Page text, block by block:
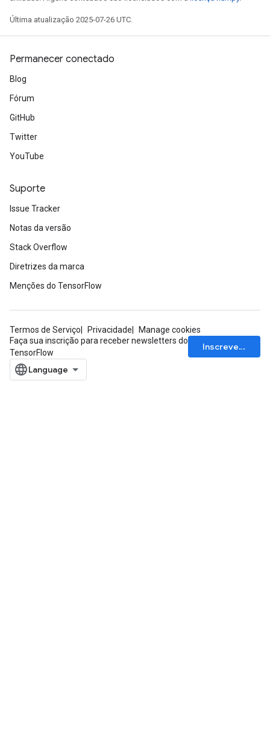
Última atualização 2025-07-26 UTC.
Permanecer conectado
Blog
Fórum
GitHub
Twitter
YouTube
Suporte
Issue Tracker
Notas da versão
Stack Overflow
Diretrizes da marca
Menções do TensorFlow
Termos de Serviço Privacidade
Manage cookies
Faça sua inscrição para receber newsletters do
TensorFlow
Inscrever-se